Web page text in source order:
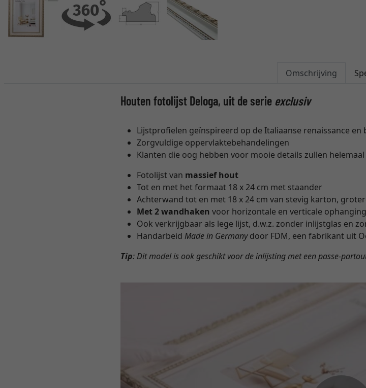
Omschrijving
Houten fotolijst Deloga, uit de serie exclusiv
Lijstprofielen geïnspireerd op de Italiaanse renaissance en
Zorgvuldige oppervlaktebehandelingen
Klanten die oog hebben voor mooie details zullen
Fotolijst van massief hout
Tot en met het formaat 18 x 24 cm met staander
Achterwand tot en met 18 x 24 cm van stevig karton,
Met 2 wandhaken voor horizontale en verticale ophanging
Ook verkrijgbaar als lege lijst, d.w.z. zonder inlijstglas en
Handarbeid Made in Germanydoor FDM, een fabrikant uit
Tip: Dit model is ook geschikt voor de inlijsting met een passe-